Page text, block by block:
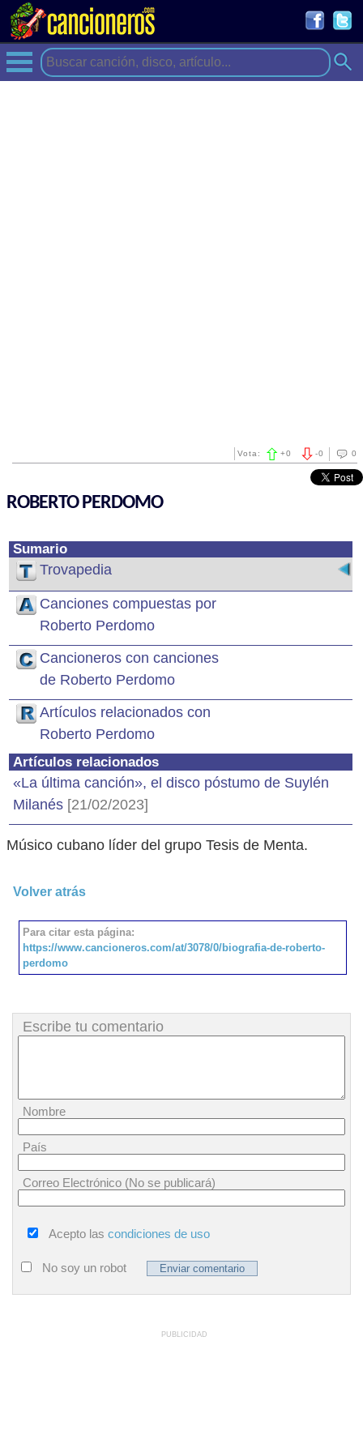
0
-0
Vota: +0
ROBERTO PERDOMO
Sumario
Trovapedia
Canciones compuestas por
Roberto Perdomo
Cancioneros con canciones
de Roberto Perdomo
Artículos relacionados con
Roberto Perdomo
Artículos relacionados
«La última canción», el disco póstumo de Suylén
Milanés [21/02/2023]
Músico cubano líder del grupo Tesis de Menta.
Volver atrás
Para citar esta página:
https://www.cancioneros.com/at/3078/0/biografia-de-roberto-
perdomo
Escribe tu comentario
Nombre
País
Correo Electrónico (No se publicará)
Acepto las condiciones de uso
No soy un robot
PUBLICIDAD